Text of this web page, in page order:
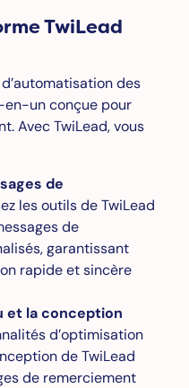
TwiLead
des
un conçue pour
Avec TwiLead, vous
de
les outils de TwiLead
de
garantissant
rapide et sincère
et la conception
d’optimisation
de TwiLead
de remerciement